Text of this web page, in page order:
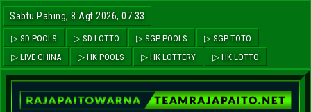
Sabtu Pahing, 8 Agt 2026, 07:33
▷ SD POOLS ▷ SD LOTTO ▷ SGP POOLS
▷ SGP TOTO
▷ LIVE CHINA
▷ HK POOLS ▷ HK LOTTERY ▷ HK LOTTO